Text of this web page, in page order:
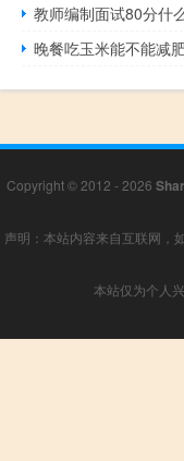
教师编制面试80分什
晚餐吃玉米能不能减
Copyright © 2012 - 2026
声明：本站内容来自互联网，
本站仅为个人